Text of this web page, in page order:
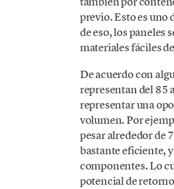
previo. Esto es uno
de eso, los
materiales fáciles
De acuerdo con
representan del 85
representar una
volumen. Por
pesar alrededor de
bastante eficiente,
componentes. Lo
potencial de